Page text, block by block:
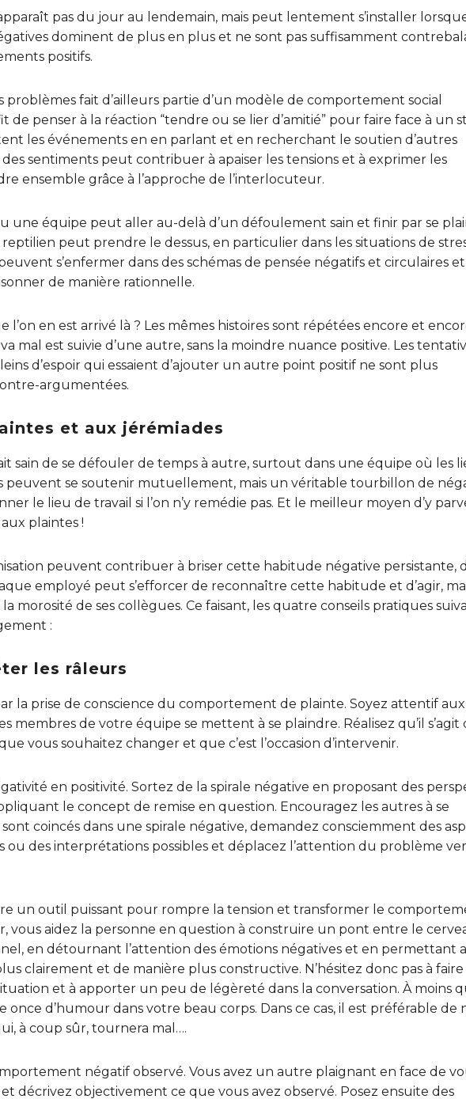
pas du jour au lendemain, mais peut lentement s’installer
dominent de plus en plus et ne sont pas suffisamment
positifs.
problèmes fait d’ailleurs partie d’un modèle de comportement social
penser à la réaction “tendre ou se lier d’amitié” pour faire face à un
les événements en en parlant et en recherchant le soutien d’autres
sentiments peut contribuer à apaiser les tensions et à exprimer les
ensemble grâce à l’approche de l’interlocuteur.
une équipe peut aller au-delà d’un défoulement sain et finir par se
peut prendre le dessus, en particulier dans les situations de
s’enfermer dans des schémas de pensée négatifs et circulaires et
de manière rationnelle.
en est arrivé là ? Les mêmes histoires sont répétées encore et
mal est suivie d’une autre, sans la moindre nuance positive. Les
d’espoir qui essaient d’ajouter un autre point positif ne sont plus
argumentées.
et aux jérémiades
sain de se défouler de temps à autre, surtout dans une équipe où les
peuvent se soutenir mutuellement, mais un véritable tourbillon de
le lieu de travail si l’on n’y remédie pas. Et le meilleur moyen d’y
plaintes !
peuvent contribuer à briser cette habitude négative persistante,
employé peut s’efforcer de reconnaître cette habitude et d’agir,
morosité de ses collègues. Ce faisant, les quatre conseils pratiques
:
les râleurs
la prise de conscience du comportement de plainte. Soyez attentif aux
membres de votre équipe se mettent à se plaindre. Réalisez qu’il s’agit
vous souhaitez changer et que c’est l’occasion d’intervenir.
en positivité. Sortez de la spirale négative en proposant des
le concept de remise en question. Encouragez les autres à se
coincés dans une spirale négative, demandez consciemment des
ou des interprétations possibles et déplacez l’attention du problème
un outil puissant pour rompre la tension et transformer le
vous aidez la personne en question à construire un pont entre le
en détournant l’attention des émotions négatives et en permettant
clairement et de manière plus constructive. N’hésitez donc pas à
et à apporter un peu de légèreté dans la conversation. À moins
once d’humour dans votre beau corps. Dans ce cas, il est préférable de
à coup sûr, tournera mal….
négatif observé. Vous avez un autre plaignant en face de
décrivez objectivement ce que vous avez observé. Posez ensuite des